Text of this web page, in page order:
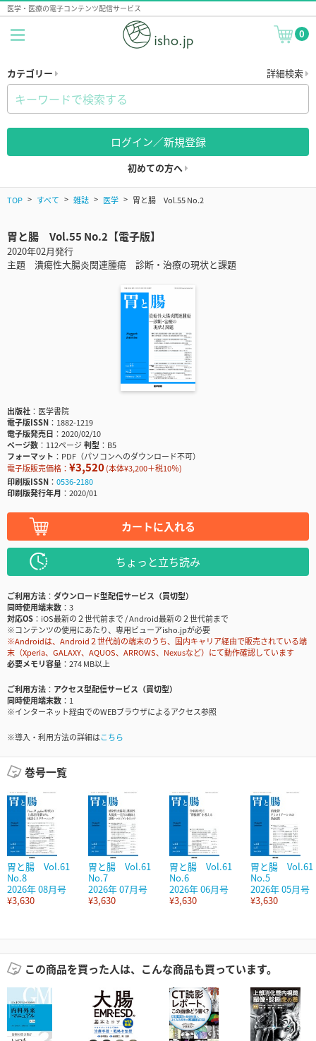
医学・医療の電子コンテンツ配信サービス
0
カテゴリー 詳細検索
ログイン／新規登録
初めての方へ
TOP すべて 雑誌 医学 胃と腸 Vol.55 No.2
胃と腸 Vol.55 No.2【電子版】
2020年02月発行
主題 潰瘍性大腸炎関連腫瘍 診断・治療の現状と課題
出版社
医学書院
電子版ISSN
1882-1219
電子版発売日
2020/02/10
ページ数
112ページ判型
B5
フォーマット
PDF（パソコンへのダウンロード不可）
電子版販売価格： ¥3,520(本体¥3,200＋税10％)
印刷版ISSN
0536-2180
印刷版発行年月
2020/01
カートに入れる
ちょっと立ち読み
ご利用方法
ダウンロード型配信サービス（買切型）
同時使用端末数
3
対応OS
iOS最新の２世代前まで / Android最新の２世代前まで
※コンテンツの使用にあたり、専用ビューアisho.jpが必要
※Androidは、Android２世代前の端末のうち、国内キャリア経由で販売されている端
末（Xperia、GALAXY、AQUOS、ARROWS、Nexusなど）にて動作確認しています
必要メモリ容量
274 MB以上
ご利用方法
アクセス型配信サービス（買切型）
同時使用端末数
1
※インターネット経由でのWEBブラウザによるアクセス参照
※導入・利用方法の詳細はこちら
巻号一覧
胃と腸 Vol.61
No.8
2026年 08月号
¥3,630
胃と腸 Vol.61
No.7
2026年 07月号
¥3,630
胃と腸 Vol.61
No.6
2026年 06月号
¥3,630
胃と腸 Vol.61
No.5
2026年 05月号
¥3,630
この商品を買った人は、こんな商品も買っています。